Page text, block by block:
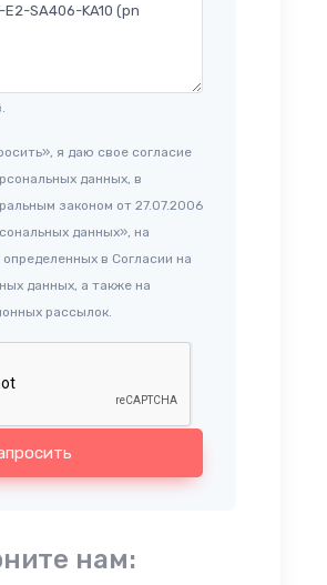
я даю свое согласие
данных, в
законом от 27.07.2006
данных», на
в Согласии на
данных, а также на
рассылок.
нам: